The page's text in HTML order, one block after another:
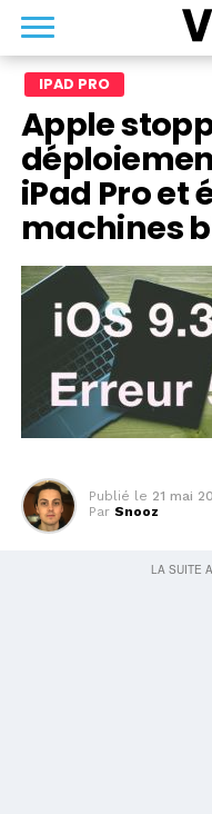
IPAD PRO
Apple
iPad Pro et
machines
Publié le 21 mai
Par Snooz